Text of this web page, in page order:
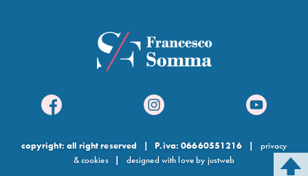
copyright: all right reserved | P.iva: 06660551216 | privacy
& cookies| designed with love by justweb